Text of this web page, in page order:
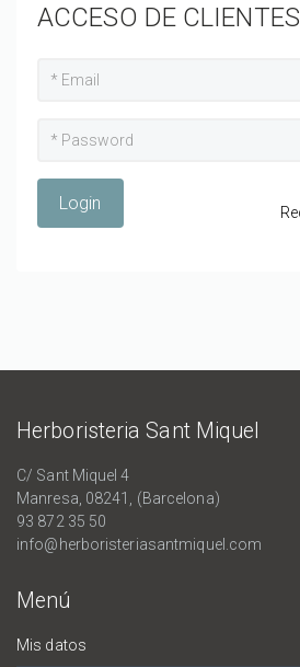
ACCESO DE CLIENTES
Login
Herboristeria Sant Miquel
C/ Sant Miquel 4
Manresa, 08241, (Barcelona)
93 872 35 50
info@herboristeriasantmiquel.com
Menú
Mis datos